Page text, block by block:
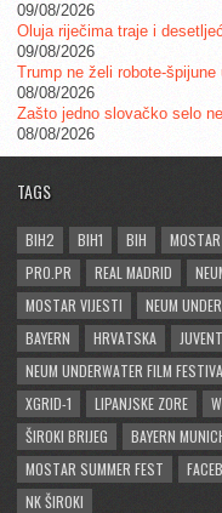
09/08/2026
Oluja riječima traje i
09/08/2026
Trump ne želi robote-špijune
08/08/2026
Zašto jedno slovačko selo
08/08/2026
TAGS
BIH2 BIH1 BIH MOSTAR
PRO.PR
REAL MADRID
MOSTAR VIJESTI
NEUM
BAYERN
HRVATSKA
NEUM UNDERWATER FILM
XGRID-1
LIPANJSKE ZORE
ŠIROKI BRIJEG
BAYERN
MOSTAR SUMMER FEST
NK ŠIROKI